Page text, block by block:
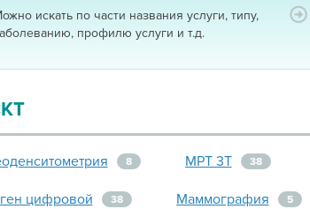
искать по части названия услуги, типу,
профилю услуги и т.д.
8 МРТ 3Т 38
цифровой 38 Маммография 5